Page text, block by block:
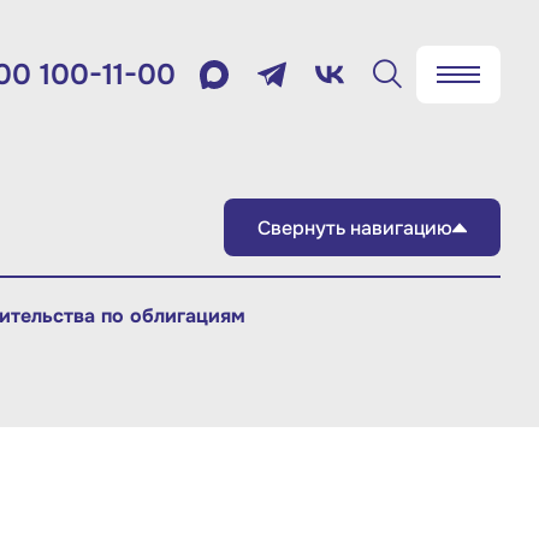
100-11-00
работы:
с 10:00 до 19:00
по облигациям